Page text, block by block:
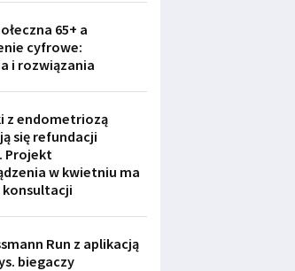
65+ a
cyfrowe:
i rozwiązania
z endometriozą
się refundacji
Projekt
w kwietniu ma
Run z aplikacją
biegaczy